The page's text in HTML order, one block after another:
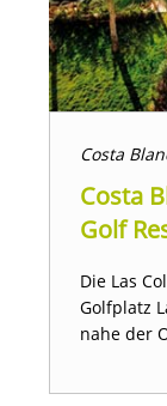
Costa
Costa
Golf
Die Las
Golfplatz
nahe der